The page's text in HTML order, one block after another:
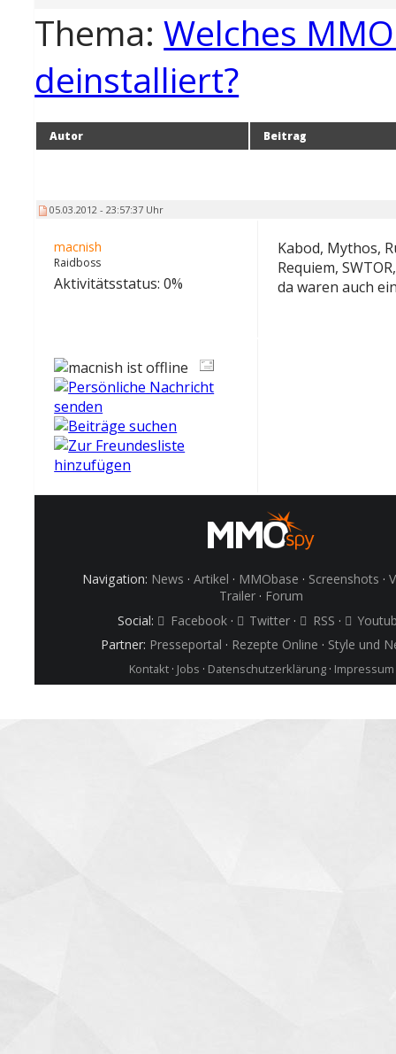
Thema:Welches
deinstalliert?
Autor Beitrag
05.03.2012 - 23:57:37 Uhr
macnish
Raidboss
Aktivitätsstatus: 0%
Kabod, Mythos,
Requiem,
da waren auch
Navigation: News ·Artikel · MMObase · Screenshots ·
Trailer · Forum
Social:
Facebook· Twitter · RSS ·
Partner: Presseportal · Rezepte Online · Style und
Kontakt· Jobs · Datenschutzerklärung· Impressum